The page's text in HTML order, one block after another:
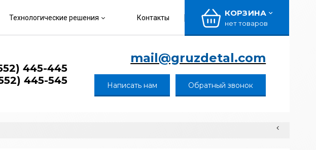
Технологические решения Контакты КОРЗИНА
нет товаров
445-445
445-545
mail@gruzdetal.com
Написать нам Обратный звонок